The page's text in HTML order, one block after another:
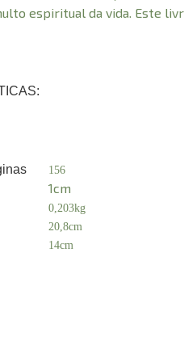
espiritual da vida. Este
156
1cm
0,203kg
20,8cm
14cm